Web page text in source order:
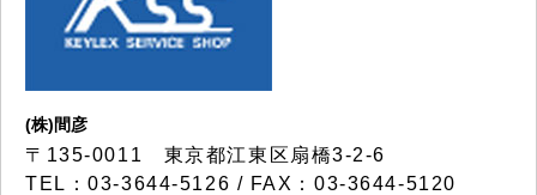
(株)間彦
〒135-0011 東京都江東区扇橋3-2-6
TEL：03-3644-5126 / FAX：03-3644-5120